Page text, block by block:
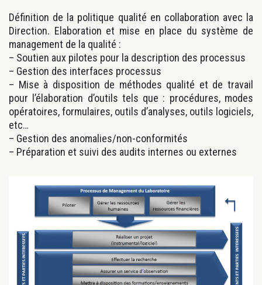
Définition de la politique qualité en collaboration avec la
Direction. Elaboration et mise en place du système de
management de la qualité :
– Soutien aux pilotes pour la description des processus
– Gestion des interfaces processus
– Mise à disposition de méthodes qualité et de travail
pour l’élaboration d’outils tels que : procédures, modes
opératoires, formulaires, outils d’analyses, outils logiciels,
etc…
– Gestion des anomalies/non-conformités
– Préparation et suivi des audits internes ou externes